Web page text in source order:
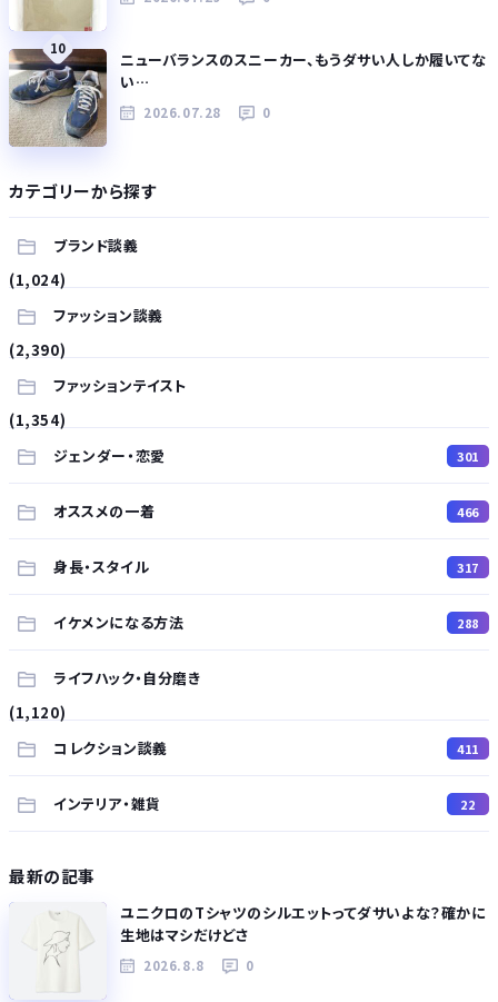
10
ニューバランスのスニーカー、もうダサい人しか履いてな
い…
2026.07.28 0
カテゴリーから探す
ブランド談義
(1,024)
ファッション談義
(2,390)
ファッションテイスト
(1,354)
ジェンダー・恋愛
301
オススメの一着 466
身長・スタイル 317
イケメンになる方法 288
ライフハック・自分磨き
(1,120)
コレクション談義
411
インテリア・雑貨 22
最新の記事
ユニクロのTシャツのシルエットってダサいよな？確かに
生地はマシだけどさ
2026.8.8 0